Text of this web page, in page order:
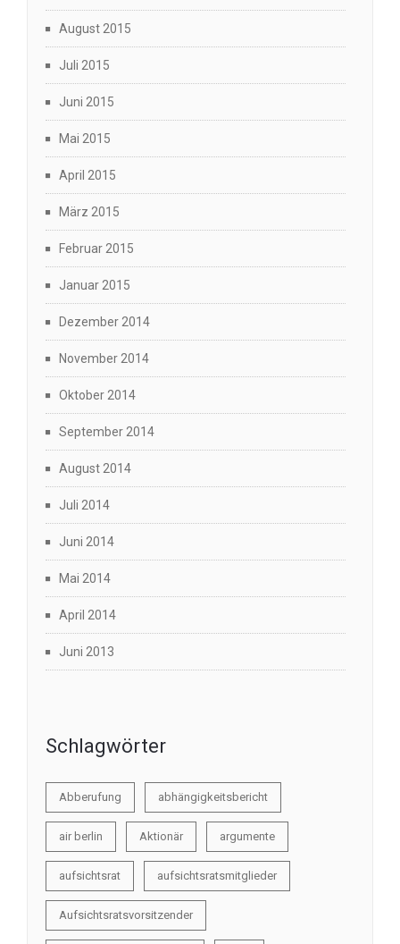
August 2015
Juli 2015
Juni 2015
Mai 2015
April 2015
März 2015
Februar 2015
Januar 2015
Dezember 2014
November 2014
Oktober 2014
September 2014
August 2014
Juli 2014
Juni 2014
Mai 2014
April 2014
Juni 2013
Schlagwörter
Abberufung abhängigkeitsbericht
air berlin Aktionär argumente
aufsichtsrat aufsichtsratsmitglieder
Aufsichtsratsvorsitzender